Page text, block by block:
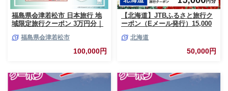
福島県会津若松市 日本旅行 地
域限定旅行クーポン 3万円分｜
旅行 宿泊券 ホテル 観光 旅行
旅行券 交通費 体験 宿泊 夏休み
冬休み 家族旅行 ひとり旅 カッ
[0819]
福島県会津若松市
100,000円
【北海道】JTBふるさと旅行ク
ーポン（Eメール発行）15,000
ベル 宿泊 観光 体験 国内旅行 E
メール発行 デジタル 利用券 人
気 おすすめ JTBW015T
北海道
50,000円